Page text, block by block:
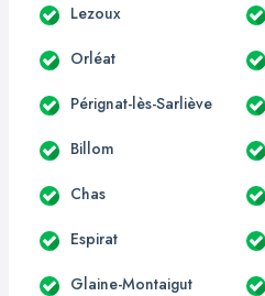
Lezoux
Orléat
Pérignat-lès-Sarliève
Billom
Chas
Espirat
Glaine-Montaigut